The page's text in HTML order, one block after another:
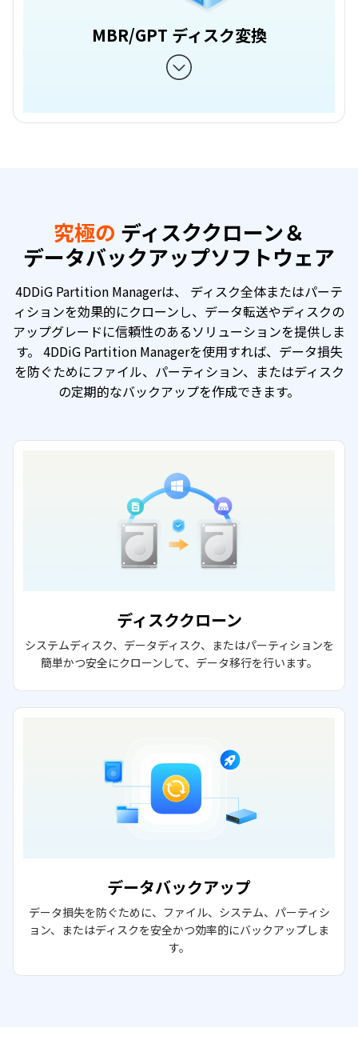
MBR/GPT ディスク変換
究極の ディスククローン＆
データバックアップソフトウェア
4DDiG Partition Managerは、 ディスク全体またはパーテ
ィションを効果的にクローンし、データ転送やディスクの
アップグレードに信頼性のあるソリューションを提供しま
す。 4DDiG Partition Managerを使用すれば、データ損失
を防ぐためにファイル、パーティション、またはディスク
の定期的なバックアップを作成できます。
ディスククローン
システムディスク、データディスク、またはパーティションを
簡単かつ安全にクローンして、データ移行を行います。
データバックアップ
データ損失を防ぐために、ファイル、システム、パーティシ
ョン、またはディスクを安全かつ効率的にバックアップしま
す。